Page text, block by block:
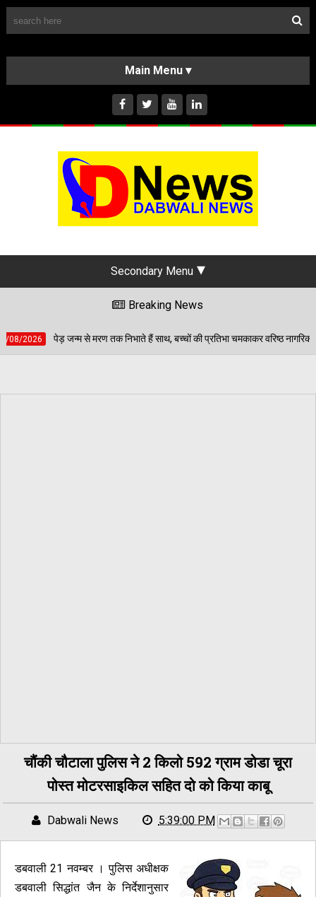
HOME
ABOUT US
INSTAGRAM
Secondary Menu
Breaking News
हैं साथ, बच्चों की प्रतिभा चमकाकर वरिष्ठ नागरिकों ने दिया पर्यावरण संरक्षण का संदेश
चौंकी चौटाला पुलिस ने 2 किलो 592 ग्राम डोडा चूरा
पोस्त मोटरसाइकिल सहित दो को किया काबू
Dabwali News 5:39:00 PM
डबवाली 21 नवम्बर । पुलिस अधीक्षक
डबवाली सिद्धांत जैन के निर्देशानुसार